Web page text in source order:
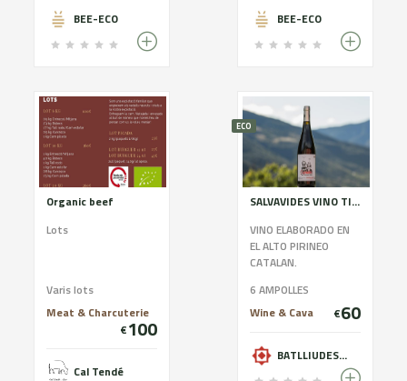
BEE-ECO BEE-ECO
Organic beef
Lots
Varis lots
Meat & Charcuterie
€100
Cal Tendé
ECO
SALVAVIDES VINO TINTO MERLOT Y TEMPRANILLO
VINO ELABORADO EN
EL ALTO PIRINEO
CATALAN.
RESPETUOSA EN VIÑA
Y BODEGA. BODEGA EN
CERTIFICACIÓN
ECOLÓGICA
6 AMPOLLES
Wine & Cava
€60
BATLLIUDESORT